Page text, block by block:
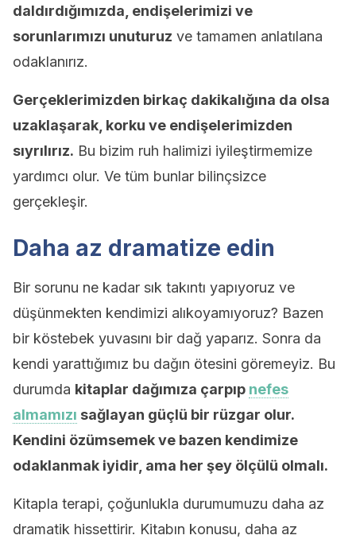
daldırdığımızda, endişelerimizi ve
sorunlarımızı unuturuz ve tamamen anlatılana
odaklanırız.
Gerçeklerimizden birkaç dakikalığına da olsa
uzaklaşarak, korku ve endişelerimizden
sıyrılırız. Bu bizim ruh halimizi iyileştirmemize
yardımcı olur. Ve tüm bunlar bilinçsizce
gerçekleşir.
Daha az dramatize edin
Bir sorunu ne kadar sık takıntı yapıyoruz ve
düşünmekten kendimizi alıkoyamıyoruz? Bazen
bir köstebek yuvasını bir dağ yaparız. Sonra da
kendi yarattığımız bu dağın ötesini göremeyiz. Bu
durumda kitaplar dağımıza çarpıp nefes
almamızı sağlayan güçlü bir rüzgar olur.
Kendini özümsemek ve bazen kendimize
odaklanmak iyidir, ama her şey ölçülü olmalı.
Kitapla terapi, çoğunlukla durumumuzu daha az
dramatik hissettirir. Kitabın konusu, daha az